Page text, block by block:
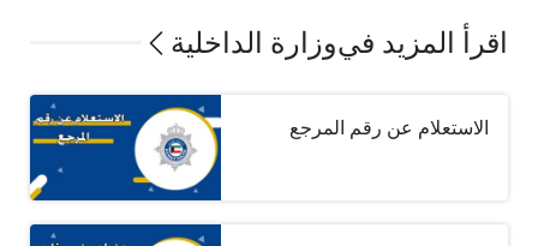
اقرأ المزيد فيوزارة الداخلية
الاستعلام عن رقم المرجع